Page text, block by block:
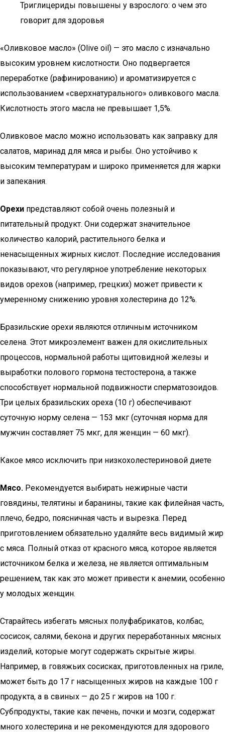
Триглицериды повышены у взрослого: о чем это
говорит для здоровья
«Оливковое масло» (Olive oil) — это масло с изначально
высоким уровнем кислотности. Оно подвергается
переработке (рафинированию) и ароматизируется с
использованием «сверхнатурального» оливкового масла.
Кислотность этого масла не превышает 1,5%.
Оливковое масло можно использовать как заправку для
салатов, маринад для мяса и рыбы. Оно устойчиво к
высоким температурам и широко применяется для жарки
и запекания.
Орехи представляют собой очень полезный и
питательный продукт. Они содержат значительное
количество калорий, растительного белка и
ненасыщенных жирных кислот. Последние исследования
показывают, что регулярное употребление некоторых
видов орехов (например, грецких) может привести к
умеренному снижению уровня холестерина до 12%.
Бразильские орехи являются отличным источником
селена. Этот микроэлемент важен для окислительных
процессов, нормальной работы щитовидной железы и
выработки полового гормона тестостерона, а также
способствует нормальной подвижности сперматозоидов.
Три целых бразильских ореха (10 г) обеспечивают
суточную норму селена — 153 мкг (суточная норма для
мужчин составляет 75 мкг, для женщин — 60 мкг).
Какое мясо исключить при низкохолестериновой диете
Мясо. Рекомендуется выбирать нежирные части
говядины, телятины и баранины, такие как филейная часть,
плечо, бедро, поясничная часть и вырезка. Перед
приготовлением обязательно удаляйте весь видимый жир
с мяса. Полный отказ от красного мяса, которое является
источником белка и железа, не является оптимальным
решением, так как это может привести к анемии, особенно
у молодых женщин.
Старайтесь избегать мясных полуфабрикатов, колбас,
сосисок, салями, бекона и других переработанных мясных
изделий, которые могут содержать скрытые жиры.
Например, в говяжьих сосисках, приготовленных на гриле,
может быть до 17 г насыщенных жиров на каждые 100 г
продукта, а в свиных — до 25 г жиров на 100 г.
Субпродукты, такие как печень, почки и мозги, содержат
много холестерина и не рекомендуются для здорового